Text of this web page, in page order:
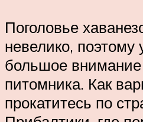
Поголовье
невелико, поэтому
большое
питомника. Как
прокатитесь по